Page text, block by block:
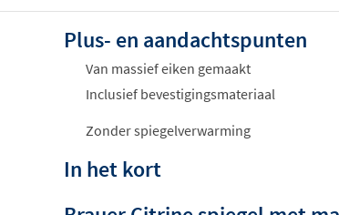
Plus- en aandachtspunten
Van massief eiken gemaakt
Inclusief bevestigingsmateriaal
Zonder spiegelverwarming
In het kort